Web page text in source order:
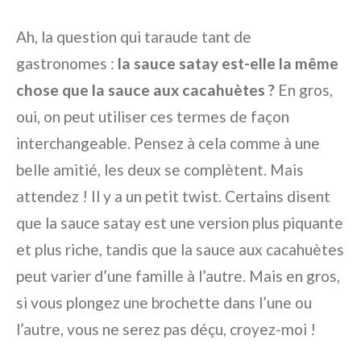
Ah, la question qui taraude tant de
gastronomes : la sauce satay est-elle la même
chose que la sauce aux cacahuètes ? En gros,
oui, on peut utiliser ces termes de façon
interchangeable. Pensez à cela comme à une
belle amitié, les deux se complètent. Mais
attendez ! Il y a un petit twist. Certains disent
que la sauce satay est une version plus piquante
et plus riche, tandis que la sauce aux cacahuètes
peut varier d’une famille à l’autre. Mais en gros,
si vous plongez une brochette dans l’une ou
l’autre, vous ne serez pas déçu, croyez-moi !